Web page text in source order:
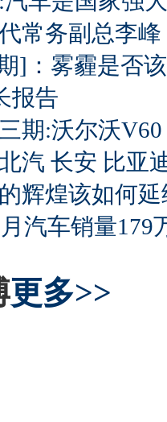
常务副总李峰
]：雾霾是否
报告
期:沃尔沃
汽 长安 比亚
辉煌该如何延
汽车销量179
更多>>